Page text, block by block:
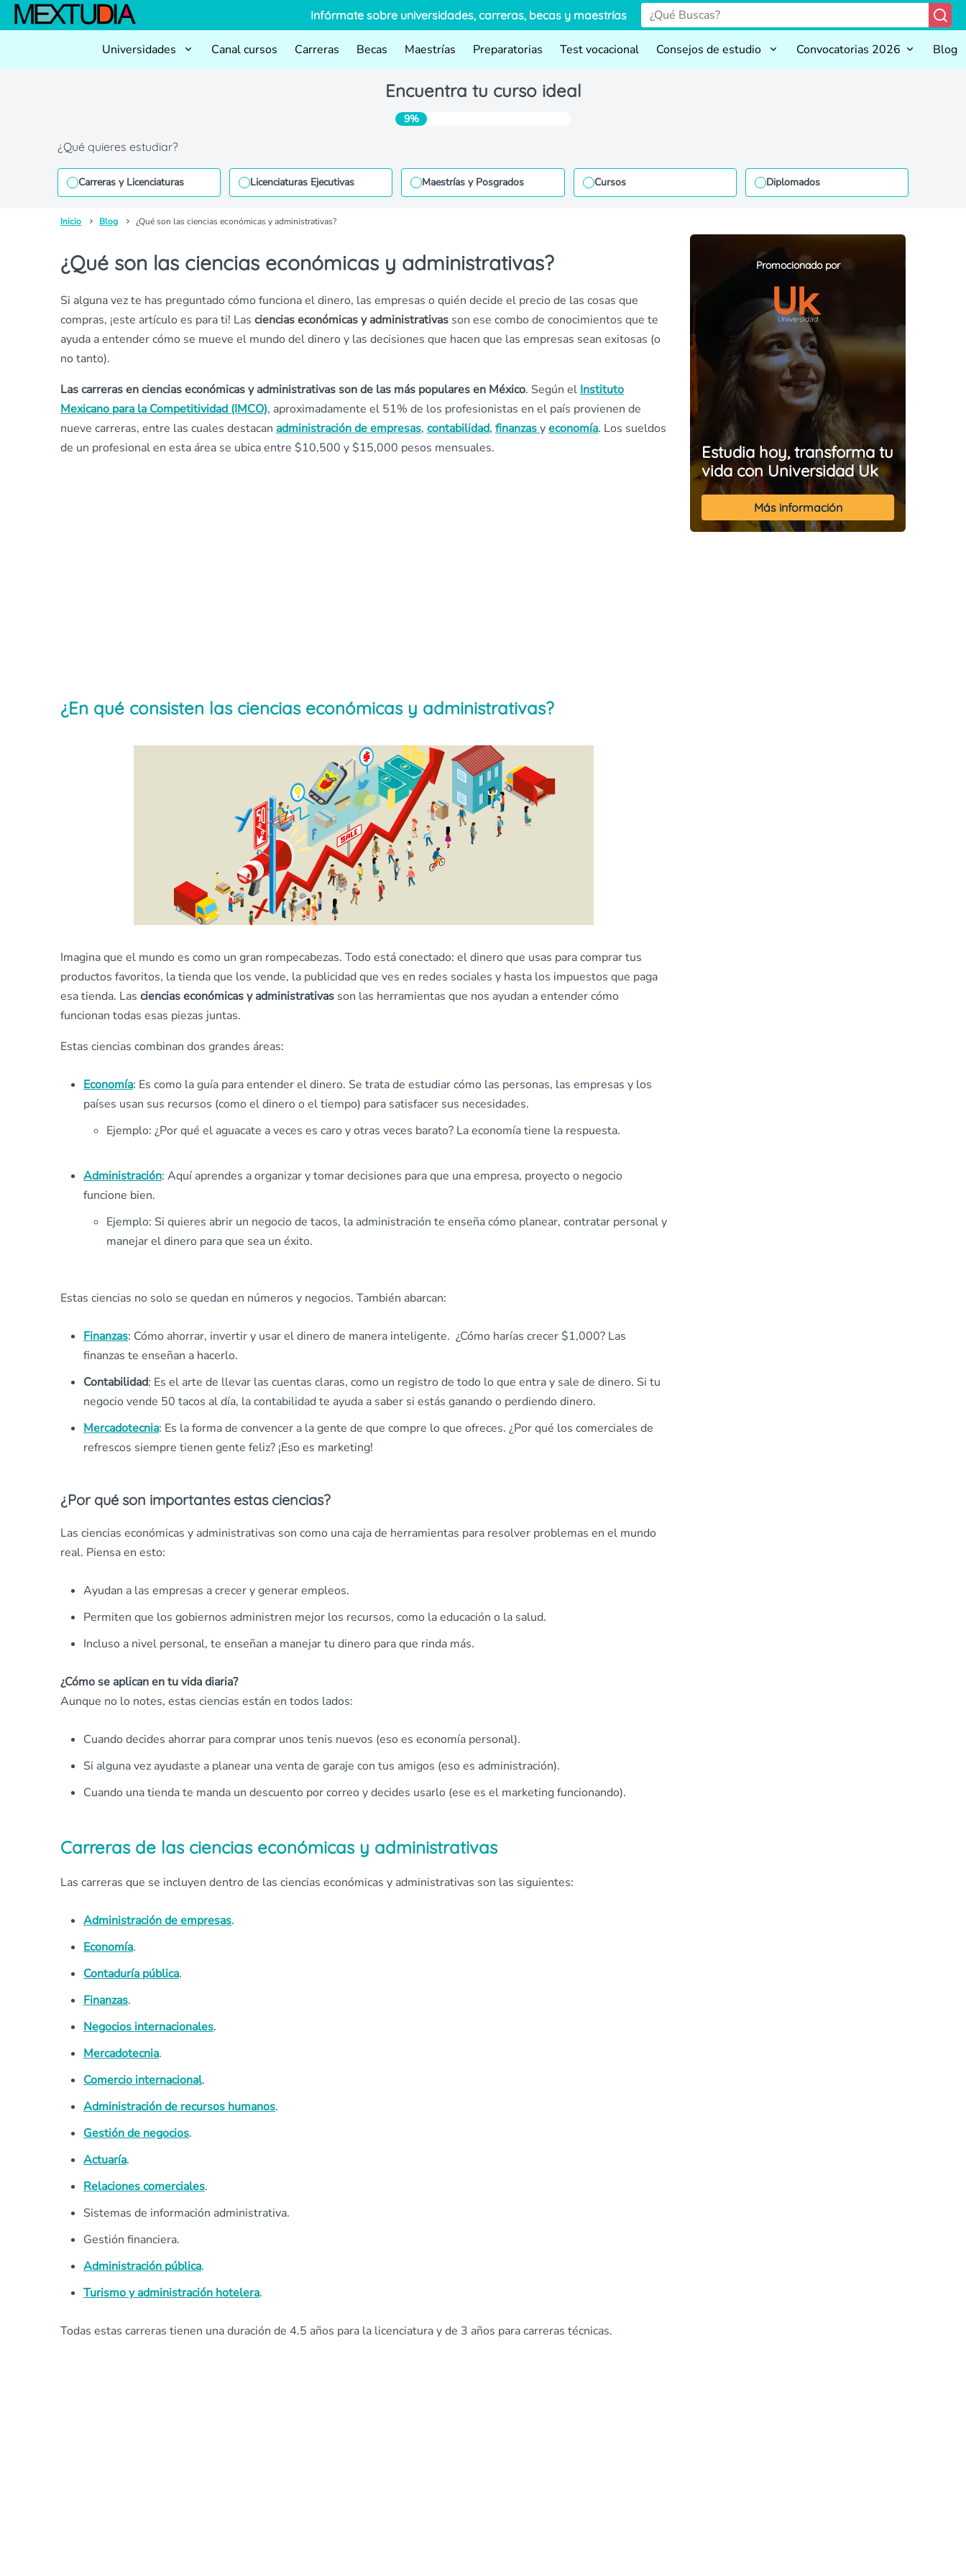
Infórmate sobre universidades, carreras, becas y maestrías
Universidades Canal cursos Carreras Becas Maestrías Preparatorias Test vocacional Consejos de estudio Convocatorias 2026 Blog
Encuentra tu curso ideal
9%
¿Qué quieres estudiar?
Carreras y Licenciaturas Licenciaturas Ejecutivas Maestrías y Posgrados Cursos Diplomados
Inicio Blog ¿Qué son las ciencias económicas y administrativas?
¿Qué son las ciencias económicas y administrativas? Promocionado por
Estudia hoy, transforma tu
vida con Universidad Uk
Más información
Si alguna vez te has preguntado cómo funciona el dinero, las empresas o quién decide el precio de las cosas que
compras, ¡este artículo es para ti! Las ciencias económicas y administrativas son ese combo de conocimientos que te
ayuda a entender cómo se mueve el mundo del dinero y las decisiones que hacen que las empresas sean exitosas (o
no tanto).
Las carreras en ciencias económicas y administrativas son de las más populares en México. Según el Instituto
Mexicano para la Competitividad (IMCO), aproximadamente el 51% de los profesionistas en el país provienen de
nueve carreras, entre las cuales destacan administración de empresas, contabilidad, finanzasyeconomía. Los sueldos
de un profesional en esta área se ubica entre $10,500 y $15,000 pesos mensuales.
¿En qué consisten las ciencias económicas y administrativas?
Imagina que el mundo es como un gran rompecabezas. Todo está conectado: el dinero que usas para comprar tus
productos favoritos, la tienda que los vende, la publicidad que ves en redes sociales y hasta los impuestos que paga
esa tienda. Las ciencias económicas y administrativas son las herramientas que nos ayudan a entender cómo
funcionan todas esas piezas juntas.
Estas ciencias combinan dos grandes áreas:
Economía: Es como la guía para entender el dinero. Se trata de estudiar cómo las personas, las empresas y los
países usan sus recursos (como el dinero o el tiempo) para satisfacer sus necesidades.
Ejemplo: ¿Por qué el aguacate a veces es caro y otras veces barato? La economía tiene la respuesta.
Administración: Aquí aprendes a organizar y tomar decisiones para que una empresa, proyecto o negocio
funcione bien.
Ejemplo: Si quieres abrir un negocio de tacos, la administración te enseña cómo planear, contratar personal y
manejar el dinero para que sea un éxito.
Estas ciencias no solo se quedan en números y negocios. También abarcan:
Finanzas: Cómo ahorrar, invertir y usar el dinero de manera inteligente. ¿Cómo harías crecer $1,000? Las
finanzas te enseñan a hacerlo.
Contabilidad: Es el arte de llevar las cuentas claras, como un registro de todo lo que entra y sale de dinero. Si tu
negocio vende 50 tacos al día, la contabilidad te ayuda a saber si estás ganando o perdiendo dinero.
Mercadotecnia: Es la forma de convencer a la gente de que compre lo que ofreces. ¿Por qué los comerciales de
refrescos siempre tienen gente feliz? ¡Eso es marketing!
¿Por qué son importantes estas ciencias?
Las ciencias económicas y administrativas son como una caja de herramientas para resolver problemas en el mundo
real. Piensa en esto:
Ayudan a las empresas a crecer y generar empleos.
Permiten que los gobiernos administren mejor los recursos, como la educación o la salud.
Incluso a nivel personal, te enseñan a manejar tu dinero para que rinda más.
¿Cómo se aplican en tu vida diaria?
Aunque no lo notes, estas ciencias están en todos lados:
Cuando decides ahorrar para comprar unos tenis nuevos (eso es economía personal).
Si alguna vez ayudaste a planear una venta de garaje con tus amigos (eso es administración).
Cuando una tienda te manda un descuento por correo y decides usarlo (ese es el marketing funcionando).
Carreras de las ciencias económicas y administrativas
Las carreras que se incluyen dentro de las ciencias económicas y administrativas son las siguientes:
Administración de empresas.
Economía.
Contaduría pública.
Finanzas.
Negocios internacionales.
Mercadotecnia.
Comercio internacional.
Administración de recursos humanos.
Gestión de negocios.
Actuaría.
Relaciones comerciales.
Sistemas de información administrativa.
Gestión financiera.
Administración pública.
Turismo y administración hotelera.
Todas estas carreras tienen una duración de 4.5 años para la licenciatura y de 3 años para carreras técnicas.